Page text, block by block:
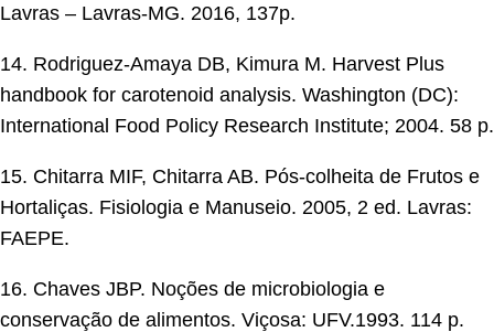
Lavras – Lavras-MG. 2016, 137p.
14. Rodriguez-Amaya DB, Kimura M. Harvest Plus
handbook for carotenoid analysis. Washington (DC):
International Food Policy Research Institute; 2004. 58 p.
15. Chitarra MIF, Chitarra AB. Pós-colheita de Frutos e
Hortaliças. Fisiologia e Manuseio. 2005, 2 ed. Lavras:
FAEPE.
16. Chaves JBP. Noções de microbiologia e
conservação de alimentos. Viçosa: UFV.1993. 114 p.